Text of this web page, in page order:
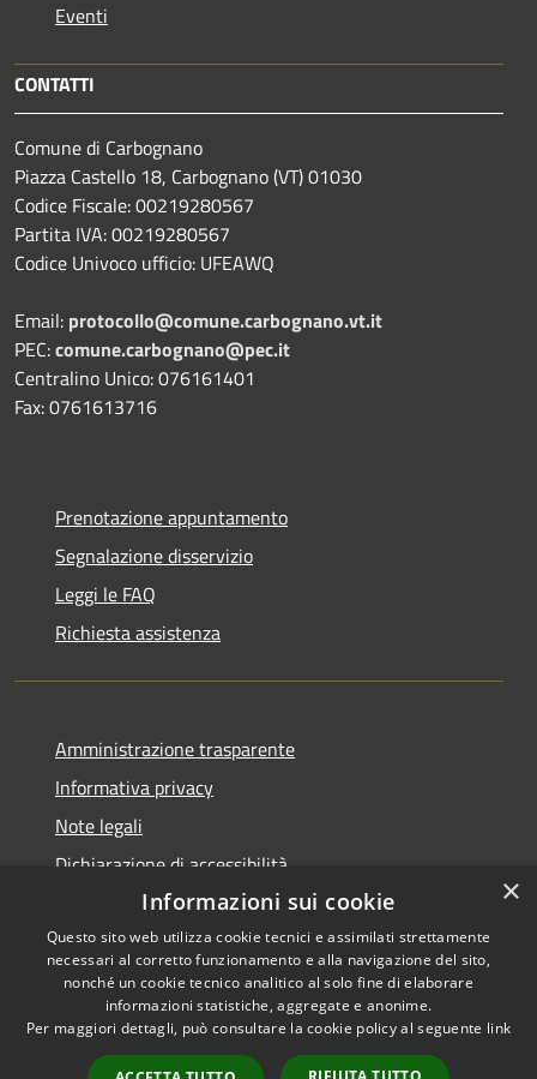
Eventi
CONTATTI
Comune di Carbognano
Piazza Castello 18, Carbognano (VT) 01030
Codice Fiscale: 00219280567
Partita IVA: 00219280567
Codice Univoco ufficio: UFEAWQ
Email: protocollo@comune.carbognano.vt.it
PEC:comune.carbognano@pec.it
Centralino Unico: 076161401
Fax: 0761613716
Prenotazione appuntamento
Segnalazione disservizio
Leggi le FAQ
Richiesta assistenza
Amministrazione trasparente
Informativa privacy
Note legali
Dichiarazione di accessibilità
Accessibilità
Privacy
Copyright © 2026 • Comune di
Carbognano • Powered by
Municipium
Accesso
redazione
×
Informazioni sui cookie
Questo sito web utilizza cookie tecnici e assimilati strettamente
necessari al corretto funzionamento e alla navigazione del sito,
nonché un cookie tecnico analitico al solo fine di elaborare
informazioni statistiche, aggregate e anonime.
Per maggiori dettagli, può consultare la cookie policy al seguente link